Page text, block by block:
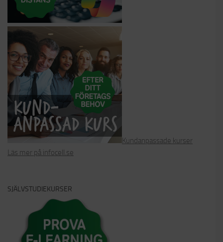
Kundanpassade kurser
Läs mer på infocell.se
SJÄLVSTUDIEKURSER